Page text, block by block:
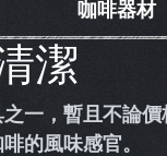
咖啡器材
潔
一，暫且不論
的風味感官。